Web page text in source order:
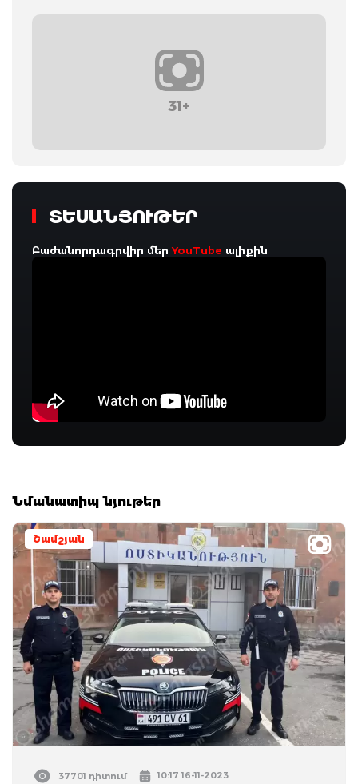
31+
ՏԵՍԱՆՅՈՒԹԵՐ
Բաժանորդագրվիր մերYouTube ալիքին
Նմանատիպ նյութեր
Շամշյան
37701 դիտում 10:17 16-11-2023